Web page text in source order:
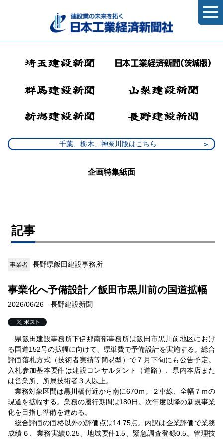
千葉、栃木、神奈川版はこちら
企画特集紙面
記事
事業者 長野県飯田建設事務所
事業化へ予備設計／飯田市黒川前の国道拡幅
2026/06/26 長野建設新聞
県飯田建設事務所下伊那南部事務所は飯田市黒川前地区におけ
る国道152号の拡幅に向けて、県単費で予備設計を実施する。総合
評価落札方式（技術者実績等簡易型）で７月下旬にも公告予定。
入札参加基本要件は建設コンサルタント（道路）、県内本店また
は営業所、所属技術者３人以上。
業務対象区間は黒川橋付近から南に670ｍ。２車線、全幅７ｍの
現道を拡幅する。業務の履行期間は180日。次年度以降の新規事業
化を目指し準備を進める。
総合評価の価格以外の評価点は14.75点。内訳は企業評価で業務
成績６、業務実績0.25、地域要件1.5、緊急調査登録0.5。管理技